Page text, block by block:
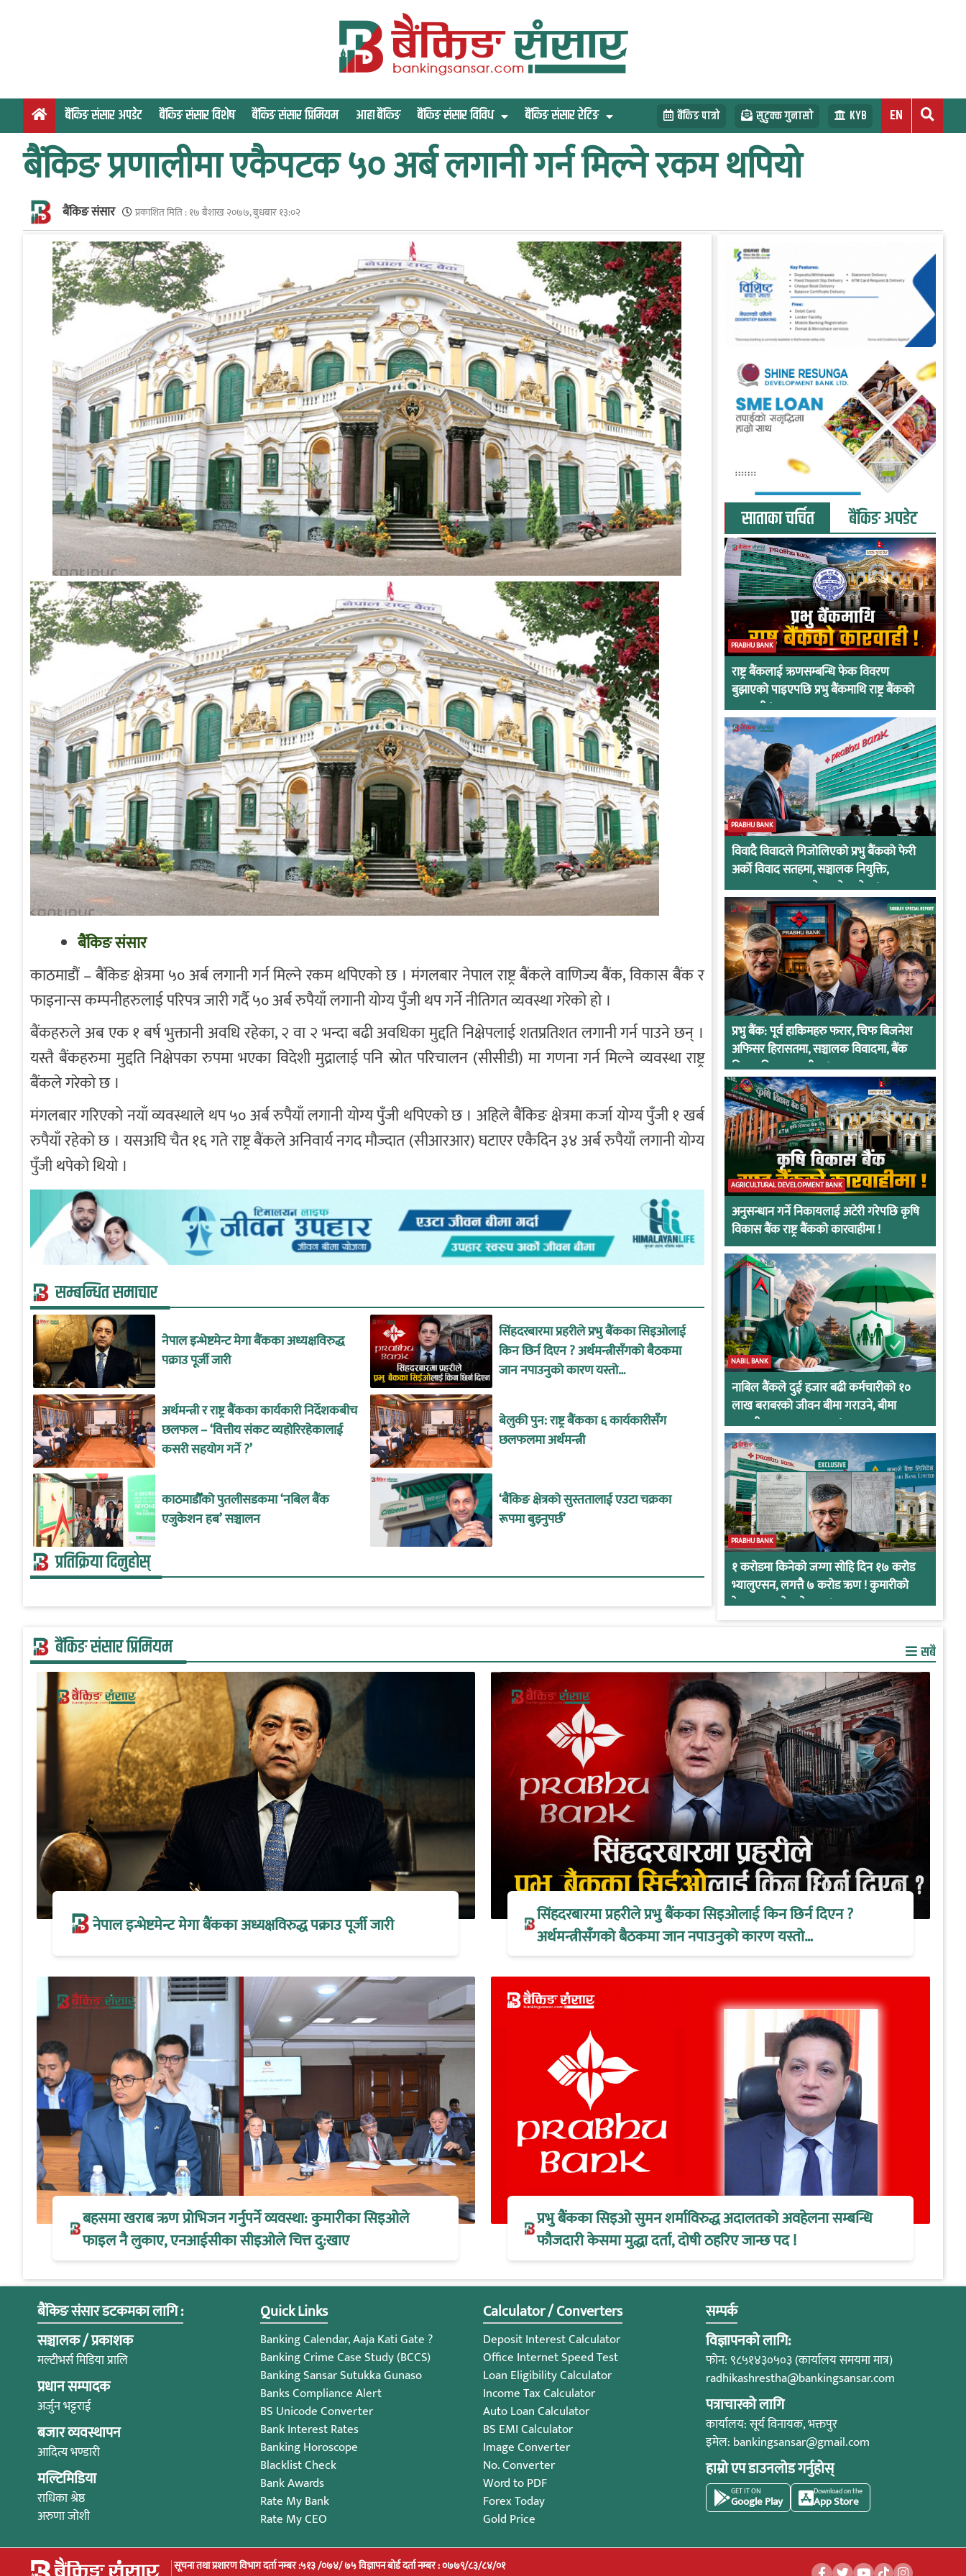
o
बैंकिङ संसार अपडेट बैंकिङ संसार विशेष बैंकिङ संसार प्रिमियम आहा बैंकिङ बैंकिङ संसार विविध बैंकिङ संसार रेटिङ बैंकिङ पात्रो सुटुक्क गुनासो KYB EN
बैंकिङ प्रणालीमा एकैपटक ५० अर्ब लगानी गर्न मिल्ने रकम थपियो
बैंकिङ संसार प्रकाशित मिति :१७ बैशाख २०७७, बुधबार १३:०२
बैंकिङ संसार
काठमाडौं – बैंकिङ क्षेत्रमा ५० अर्ब लगानी गर्न मिल्ने रकम थपिएको छ । मंगलबार नेपाल राष्ट्र बैंकले वाणिज्य बैंक, विकास बैंक र
फाइनान्स कम्पनीहरुलाई परिपत्र जारी गर्दै ५० अर्ब रुपैयाँ लगानी योग्य पुँजी थप गर्ने नीतिगत व्यवस्था गरेको हो ।
बैंकहरुले अब एक १ बर्ष भुक्तानी अवधि रहेका, २ वा २ भन्दा बढी अवधिका मुद्दति निक्षेपलाई शतप्रतिशत लगानी गर्न पाउने छन् ।
यस्तै बैंकहरुमा मुद्दति निक्षेपका रुपमा भएका विदेशी मुद्रालाई पनि स्रोत परिचालन (सीसीडी) मा गणना गर्न मिल्ने व्यवस्था राष्ट्र
बैंकले गरेको छ ।
मंगलबार गरिएको नयाँ व्यवस्थाले थप ५० अर्ब रुपैयाँ लगानी योग्य पुँजी थपिएको छ । अहिले बैंकिङ क्षेत्रमा कर्जा योग्य पुँजी १ खर्ब
रुपैयाँ रहेको छ । यसअघि चैत १६ गते राष्ट्र बैंकले अनिवार्य नगद मौज्दात (सीआरआर) घटाएर एकैदिन ३४ अर्ब रुपैयाँ लगानी योग्य
पुँजी थपेको थियो ।
सम्बन्धित समाचार
नेपाल इन्भेष्टमेन्ट मेगा बैंकका अध्यक्षविरुद्ध
पक्राउ पूर्जी जारी
सिंहदरबारमा प्रहरीले प्रभु बैंकका सिइओलाई
किन छिर्न दिएन ? अर्थमन्त्रीसँगको बैठकमा
जान नपाउनुको कारण यस्तो…
अर्थमन्त्री र राष्ट्र बैंकका कार्यकारी निर्देशकबीच
छलफल – ‘वित्तीय संकट व्यहोरिरहेकालाई
कसरी सहयोग गर्ने ?’
बेलुकी पुन: राष्ट्र बैंकका ६ कार्यकारीसँग
छलफलमा अर्थमन्त्री
काठमाडौँको पुतलीसडकमा ‘नबिल बैंक
एजुकेशन हब’ सञ्चालन
‘बैंकिङ क्षेत्रको सुस्ततालाई एउटा चक्रका
रूपमा बुझ्नुपर्छ’
प्रतिक्रिया दिनुहोस्
साताका चर्चित बैंकिङ अपडेट
PRABHU BANK
राष्ट्र बैंकलाई ऋणसम्बन्धि फेक विवरण
बुझाएको पाइएपछि प्रभु बैंकमाथि राष्ट्र बैंकको
कारवाही !
PRABHU BANK
विवादै विवादले गिजोलिएको प्रभु बैंकको फेरी
अर्को विवाद सतहमा, सञ्चालक नियुक्ति,
अनुसन्धान र सरुवाले तात्यो माहोल !
प्रभु बैंक: पूर्व हाकिमहरु फरार, चिफ बिजनेश
अफिसर हिरासतमा, सञ्चालक विवादमा, बैंक
नियामकीय कारवाहीमा !
AGRICULTURAL DEVELOPMENT BANK
अनुसन्धान गर्ने निकायलाई अटेरी गरेपछि कृषि
विकास बैंक राष्ट्र बैंकको कारवाहीमा !
NABIL BANK
नाबिल बैंकले दुई हजार बढी कर्मचारीको १०
लाख बराबरको जीवन बीमा गराउने, बीमा
कम्पनीबाट प्रस्ताव आह्वान !
PRABHU BANK
१ करोडमा किनेको जग्गा सोहि दिन १७ करोड
भ्यालुएसन, लगत्तै ७ करोड ऋण ! कुमारीको
केसमा प्रभुको कनेक्सन !
बैंकिङ संसार प्रिमियम सबै
नेपाल इन्भेष्टमेन्ट मेगा बैंकका अध्यक्षविरुद्ध पक्राउ पूर्जी जारी
सिंहदरबारमा प्रहरीले प्रभु बैंकका सिइओलाई किन छिर्न दिएन ?
अर्थमन्त्रीसँगको बैठकमा जान नपाउनुको कारण यस्तो…
बहसमा खराब ऋण प्रोभिजन गर्नुपर्ने व्यवस्था: कुमारीका सिइओले
फाइल नै लुकाए, एनआईसीका सीइओले चित्त दु:खाए
प्रभु बैंकका सिइओ सुमन शर्माविरुद्ध अदालतको अवहेलना सम्बन्धि
फौजदारी केसमा मुद्धा दर्ता, दोषी ठहरिए जान्छ पद !
बैंकिङ संसार डटकमका लागि :
सञ्चालक / प्रकाशक
मल्टीभर्स मिडिया प्रालि
प्रधान सम्पादक
अर्जुन भट्टराई
बजार व्यवस्थापन
आदित्य भण्डारी
मल्टिमिडिया
राधिका श्रेष्ठ
अरुणा जोशी
Quick Links
Banking Calendar, Aaja Kati Gate ?
Banking Crime Case Study (BCCS)
Banking Sansar Sutukka Gunaso
Banks Compliance Alert
BS Unicode Converter
Bank Interest Rates
Banking Horoscope
Blacklist Check
Bank Awards
Rate My Bank
Rate My CEO
Calculator / Converters
Deposit Interest Calculator
Office Internet Speed Test
Loan Eligibility Calculator
Income Tax Calculator
Auto Loan Calculator
BS EMI Calculator
Image Converter
No. Converter
Word to PDF
Forex Today
Gold Price
सम्पर्क
विज्ञापनको लागि:
फोन: ९८५१४३०५०३ (कार्यालय समयमा मात्र)
radhikashrestha@bankingsansar.com
पत्राचारको लागि
कार्यालय: सूर्य विनायक, भक्तपुर
इमेल: bankingsansar@gmail.com
हाम्रो एप डाउनलोड गर्नुहोस्
GET IT ON
Google Play
Download on the
App Store
सूचना तथा प्रशारण विभाग दर्ता नम्बर :५१३ /०७४/ ७५ विज्ञापन बोर्ड दर्ता नम्बर : ०७७९/८३/८४/०१